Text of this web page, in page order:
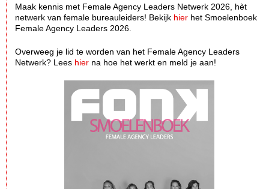
Maak kennis met Female Agency Leaders Netwerk 2026, hèt
netwerk van female bureauleiders! Bekijk hier het Smoelenboek
Female Agency Leaders 2026.
Overweeg je lid te worden van het Female Agency Leaders
Netwerk? Lees hier na hoe het werkt en meld je aan!